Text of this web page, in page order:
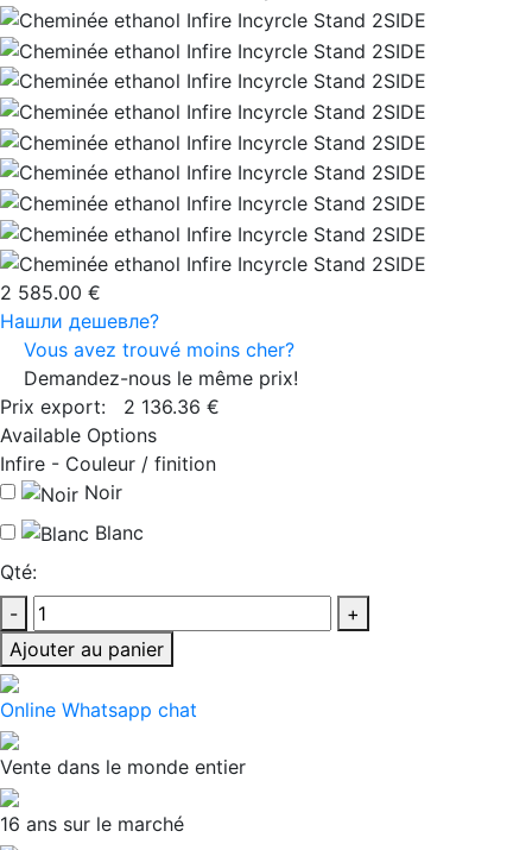
2 585.00 €
Нашли дешевле?
Vous avez trouvé moins cher?
Demandez-nous le même prix!
Prix export:
2 136.36 €
Available Options
Infire - Couleur / finition
Noir
Blanc
Qté:
-
+
Ajouter au panier
Online Whatsapp chat
Vente dans le monde entier
16 ans sur le marché